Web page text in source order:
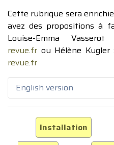
Cette rubrique sera
avez des propositions à
Louise-Emma
revue.fr ou Hélène Kugler :
revue.fr
English version
Installation